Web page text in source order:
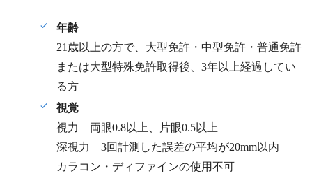
年齢
21歳以上の方で、大型免許・中型免許・普通免許
または大型特殊免許取得後、3年以上経過してい
る方
視覚
視力 両眼0.8以上、片眼0.5以上
深視力 3回計測した誤差の平均が20mm以内
カラコン・ディファインの使用不可